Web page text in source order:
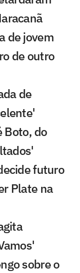
de jovem
de outro
de
Boto, do
futuro
Plate na
sobre o